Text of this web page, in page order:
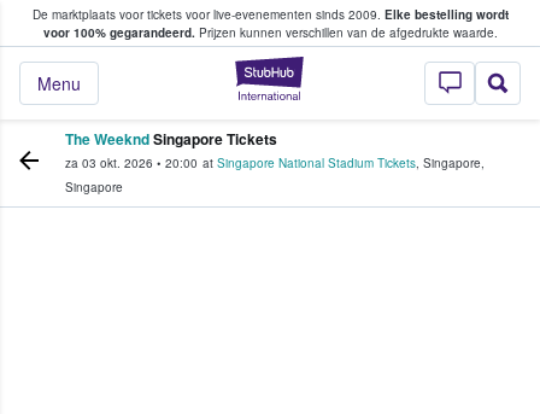
De marktplaats voor tickets voor live-evenementen sinds 2009. Elke bestelling wordt
voor 100% gegarandeerd.Prijzen kunnen verschillen van de afgedrukte waarde.
StubHub: waar
Menu
tickets kopen en verkopen
The WeekndSingapore Tickets
za 03 okt. 2026 • 20:00 at Singapore National Stadium Tickets, Singapore,
Singapore